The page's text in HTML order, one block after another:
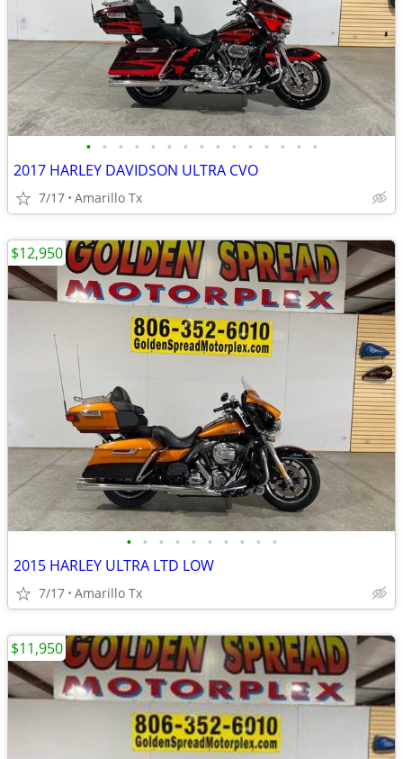
• • • • • • • • • • • • • • •
2017 HARLEY DAVIDSON ULTRA CVO
7/17 Amarillo Tx
• • • • • • • • • •
2015 HARLEY ULTRA LTD LOW
7/17 Amarillo Tx
$12,950
$11,950